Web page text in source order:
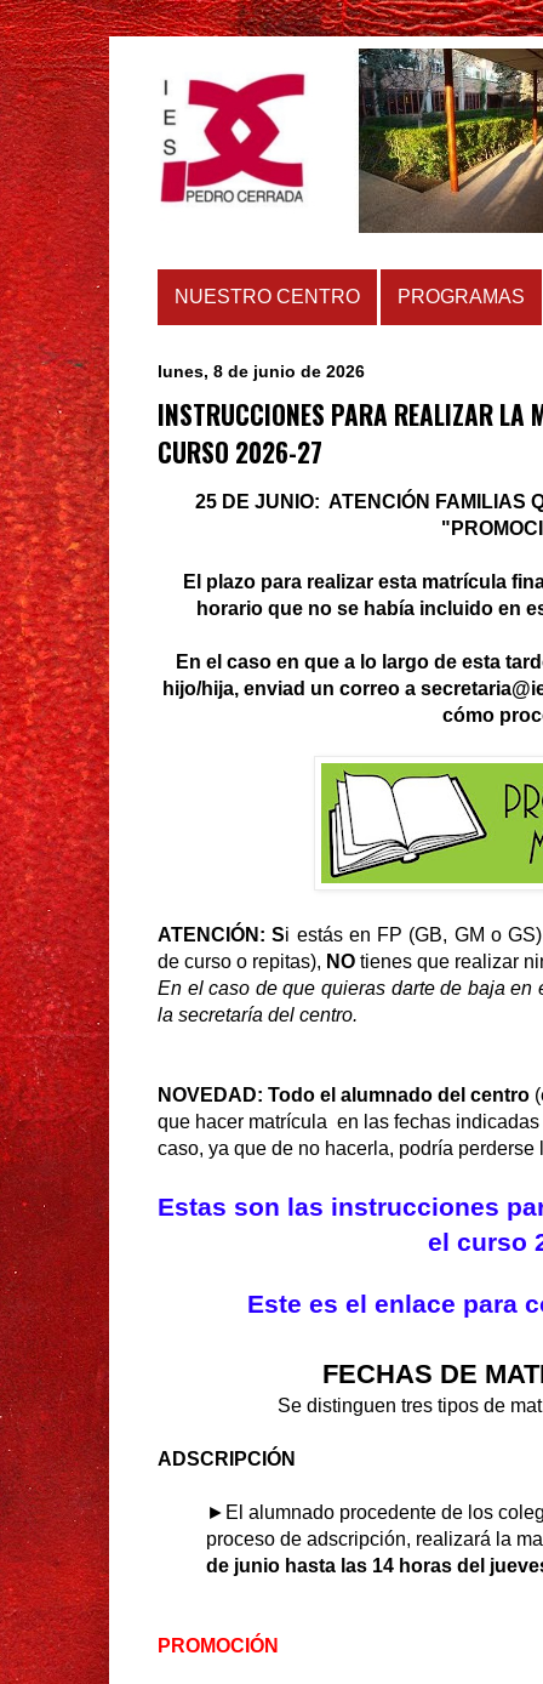
NUESTRO CENTRO PROGRAMAS
lunes, 8 de junio de 2026
INSTRUCCIONES PARA REALIZAR LA
CURSO 2026-27
25 DE JUNIO: ATENCIÓN FAMILIAS
El plazo para realizar esta matrícula
horario que no se había incluido en
En el caso en que a lo largo de esta
hijo/hija, enviad un correo a
cómo
ATENCIÓN: Si estás en FP (GB, GM o
de curso o repitas), NO tienes que realizar
En el caso de que quieras darte de baja en
la secretaría del centro.
NOVEDAD: Todo el alumnado del centro
que hacer matrícula en las fechas
caso, ya que de no hacerla, podría perderse
Estas son las instrucciones
el curso
Este es el enlace para
FECHAS DE
Se distinguen tres tipos de
ADSCRIPCIÓN
►El alumnado procedente de los
proceso de adscripción, realizará la
de junio hasta las 14 horas del
PROMOCIÓN